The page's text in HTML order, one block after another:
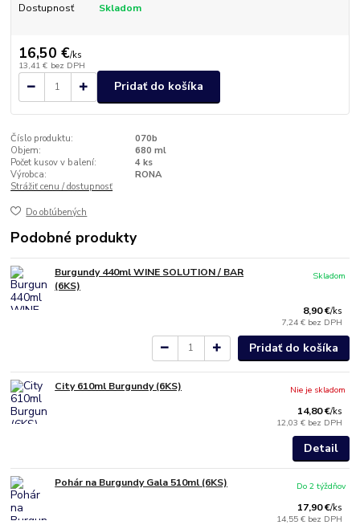
Dostupnosť Skladom
16,50 €/ks
13,41 € bez DPH
Pridať do košíka
Číslo produktu:
070b
Objem:
680 ml
Počet kusov v balení:
4 ks
Výrobca:
RONA
Strážiť cenu / dostupnosť
Do obľúbených
Podobné produkty
Burgundy 440ml WINE SOLUTION / BAR
(6KS)
8,90 €/ks
7,24 € bez DPH
Skladom
Pridať do košíka
City 610ml Burgundy (6KS)
14,80 €/ks
12,03 € bez DPH
Nie je skladom
Detail
Pohár na Burgundy Gala 510ml (6KS)
17,90 €/ks
14,55 € bez DPH
Do 2 týždňov